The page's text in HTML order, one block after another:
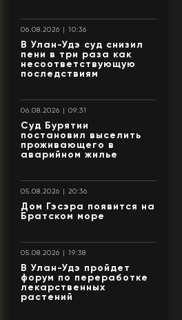
06.08.2026 | 10:36
В Улан-Удэ суд снизил
пени в три раза как
несоответствующую
последствиям
06.08.2026 | 09:31
Суд Бурятии
постановил выселить
проживающего в
аварийном жилье
05.08.2026 | 20:36
Дом Гэсэра появится на
Братском море
05.08.2026 | 19:38
В Улан-Удэ пройдет
форум по переработке
лекарственных
растений